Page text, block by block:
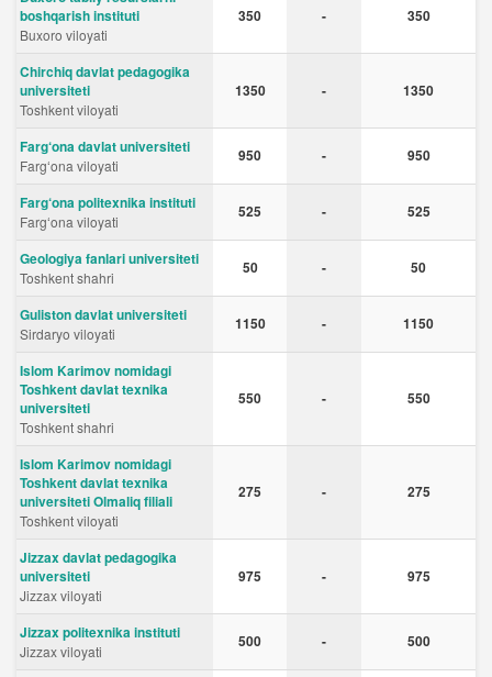
boshqarish instituti
Buxoro viloyati
350 - 350
Chirchiq davlat pedagogika
universiteti
Toshkent viloyati
1350 - 1350
Farg‘ona davlat universiteti
Fargʻona viloyati
950 - 950
Farg‘ona politexnika instituti
Fargʻona viloyati
525 - 525
Geologiya fanlari universiteti
Toshkent shahri
50 - 50
Guliston davlat universiteti
Sirdaryo viloyati
1150 - 1150
Islom Karimov nomidagi
Toshkent davlat texnika
universiteti
Toshkent shahri
550 - 550
Islom Karimov nomidagi
Toshkent davlat texnika
universiteti Olmaliq filiali
Toshkent viloyati
275 - 275
Jizzax davlat pedagogika
universiteti
Jizzax viloyati
975 - 975
Jizzax politexnika instituti
Jizzax viloyati
500 - 500